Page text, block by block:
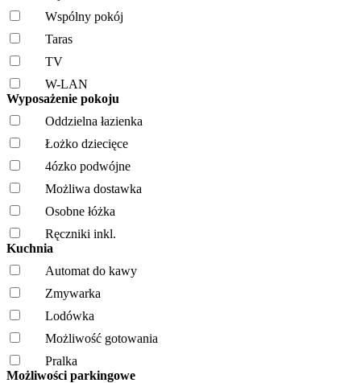
Wspólny pokój
Taras
TV
W-LAN
Wyposażenie pokoju
Oddzielna łazienka
Łożko dziecięce
4ózko podwójne
Możliwa dostawka
Osobne łóżka
Ręczniki inkl.
Kuchnia
Automat do kawy
Zmywarka
Lodówka
Możliwość gotowania
Pralka
Możliwości parkingowe